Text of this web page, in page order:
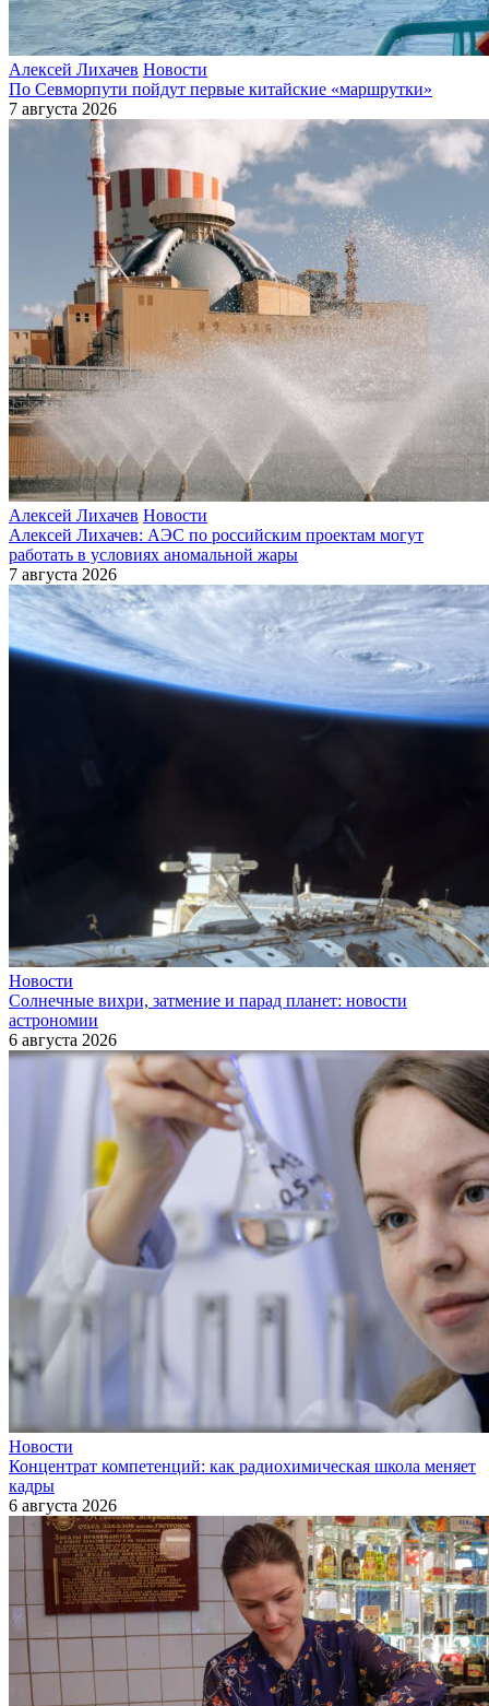
Алексей Лихачев Новости
По Севморпути пойдут первые китайские «маршрутки»
7 августа 2026
Алексей Лихачев Новости
Алексей Лихачев: АЭС по российским проектам могут
работать в условиях аномальной жары
7 августа 2026
Новости
Солнечные вихри, затмение и парад планет: новости
астрономии
6 августа 2026
Новости
Концентрат компетенций: как радиохимическая школа меняет
кадры
6 августа 2026